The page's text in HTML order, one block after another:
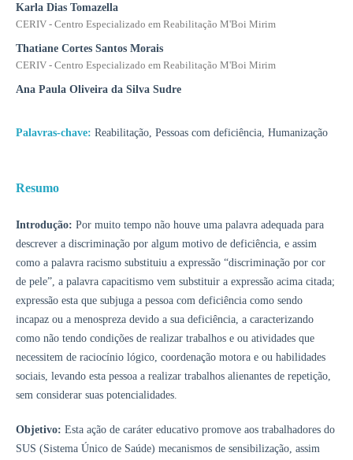
Karla Dias Tomazella
CERIV - Centro Especializado em Reabilitação M'Boi Mirim
Thatiane Cortes Santos Morais
CERIV - Centro Especializado em Reabilitação M'Boi Mirim
Ana Paula Oliveira da Silva Sudre
Palavras-chave: Reabilitação, Pessoas com deficiência, Humanização
Resumo
Introdução: Por muito tempo não houve uma palavra adequada para
descrever a discriminação por algum motivo de deficiência, e assim
como a palavra racismo substituiu a expressão “discriminação por cor
de pele”, a palavra capacitismo vem substituir a expressão acima citada;
expressão esta que subjuga a pessoa com deficiência como sendo
incapaz ou a menospreza devido a sua deficiência, a caracterizando
como não tendo condições de realizar trabalhos e ou atividades que
necessitem de raciocínio lógico, coordenação motora e ou habilidades
sociais, levando esta pessoa a realizar trabalhos alienantes de repetição,
sem considerar suas potencialidades.
Objetivo: Esta ação de caráter educativo promove aos trabalhadores do
SUS (Sistema Único de Saúde) mecanismos de sensibilização, assim